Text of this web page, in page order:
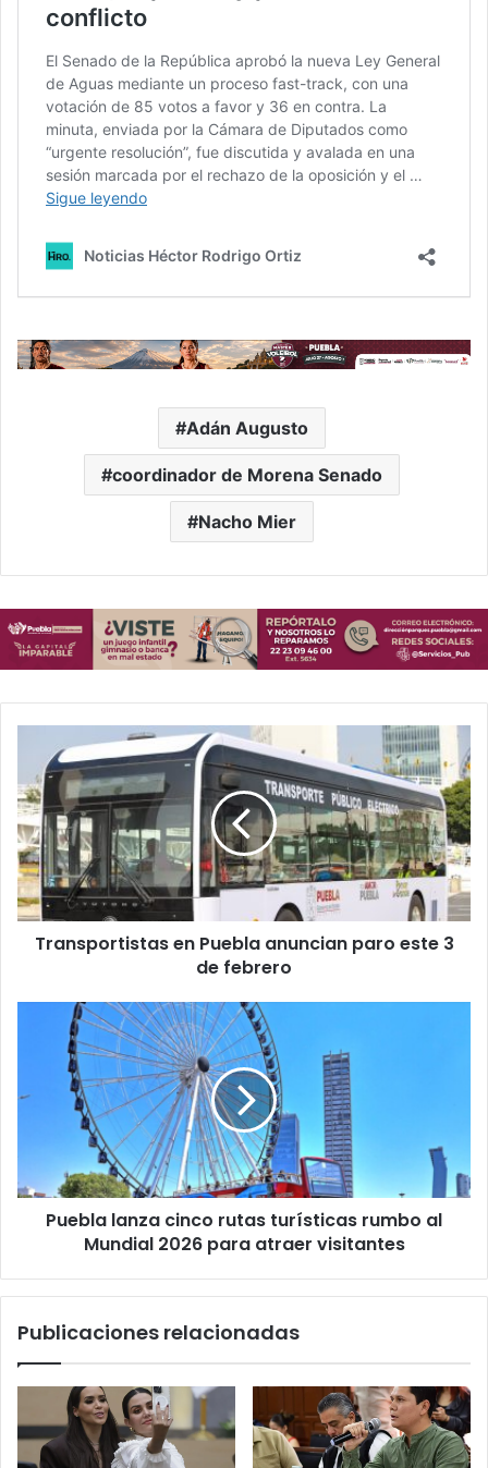
Adán Augusto
coordinador de Morena Senado
Nacho Mier
Puebla
anuncian
paro
este
3
de
febrero
Transportistas en Puebla anuncian paro este 3
de febrero
turísticas
Mundial
2026
Puebla lanza cinco rutas turísticas rumbo al
Mundial 2026 para atraer visitantes
Publicaciones relacionadas